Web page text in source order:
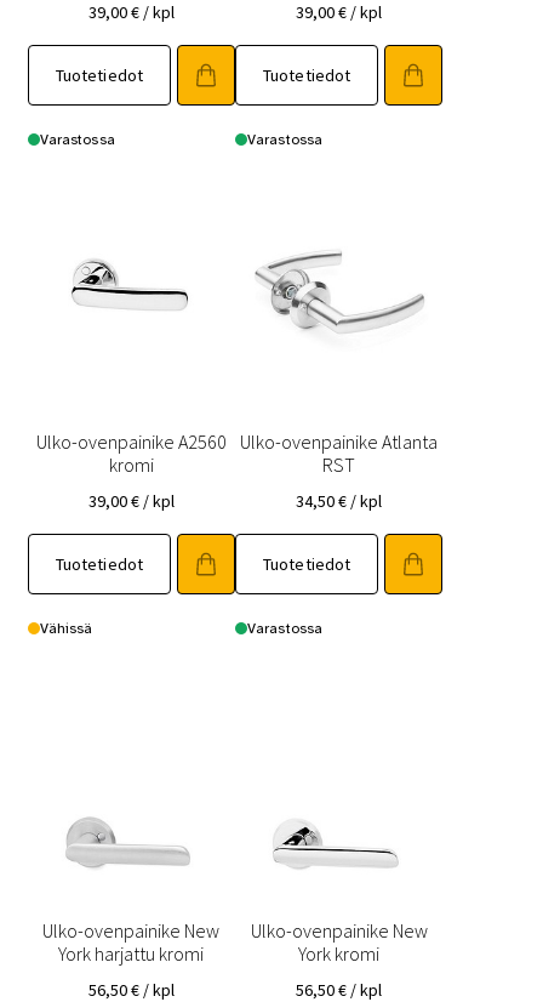
39,00€ / kpl
Tuotetiedot
Varastossa
39,00€ / kpl
Tuotetiedot
Varastossa
Ulko-ovenpainike A2560
kromi
39,00€ / kpl
Tuotetiedot
Vähissä
Ulko-ovenpainike Atlanta
RST
34,50€ / kpl
Tuotetiedot
Varastossa
Ulko-ovenpainike New
York harjattu kromi
56,50€ / kpl
Ulko-ovenpainike New
York kromi
56,50€ / kpl